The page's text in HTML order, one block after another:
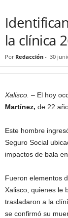
la clínica
Por Redacción - 30
Xalisco. – El hoy
Martínez, de 22
Este hombre
Seguro Social
impactos de bala
Fueron elementos
Xalisco, quienes le
trasladaron a la
se confirmó su